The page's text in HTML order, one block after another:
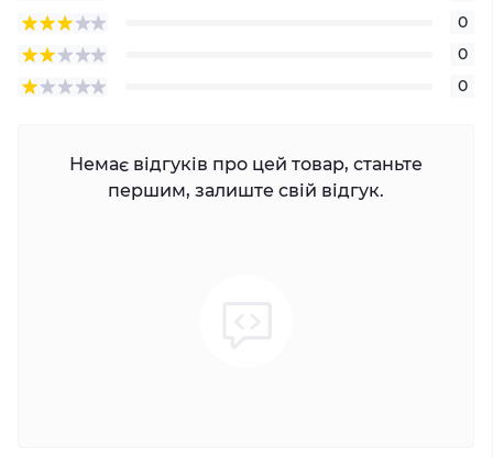
0
0
0
Немає відгуків про цей товар, станьте
першим, залиште свій відгук.